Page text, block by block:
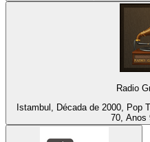
Radio
Istambul, Década de 2000, Pop
70, Anos